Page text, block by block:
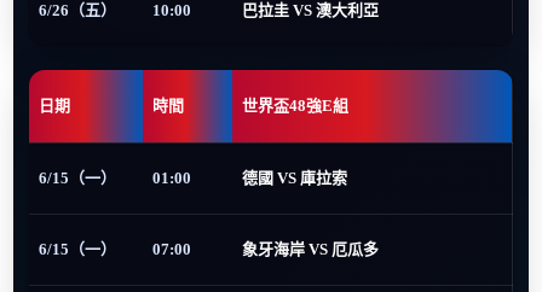
6/26（五） 10:00 巴拉圭 VS 澳大利亞
日期 時間 世界盃48強E組
6/15（一） 01:00 德國 VS 庫拉索
6/15（一） 07:00 象牙海岸 VS 厄瓜多